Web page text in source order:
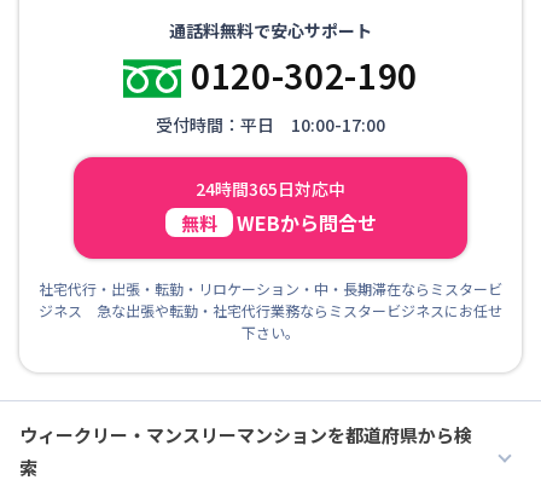
通話料無料で安心サポート
0120-302-190
受付時間：平日 10:00-17:00
24時間365日対応中
無料 WEBから問合せ
社宅代行・出張・転勤・リロケーション・中・長期滞在ならミスタービ
ジネス 急な出張や転勤・社宅代行業務ならミスタービジネスにお任せ
下さい。
ウィークリー・マンスリーマンションを都道府県から検
索